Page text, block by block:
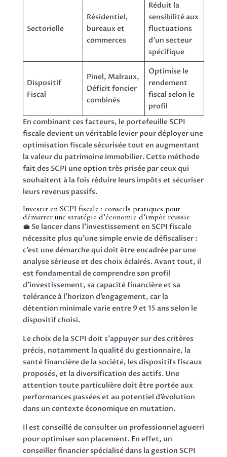
Sectorielle
Résidentiel,
bureaux et
commerces
Réduit la
sensibilité aux
fluctuations
d’un secteur
spécifique
Dispositif
Fiscal
Pinel, Malraux,
Déficit foncier
combinés
Optimise le
rendement
fiscal selon le
profil
En combinant ces facteurs, le portefeuille SCPI
fiscale devient un véritable levier pour déployer une
optimisation fiscale sécurisée tout en augmentant
la valeur du patrimoine immobilier. Cette méthode
fait des SCPI une option très prisée par ceux qui
souhaitent à la fois réduire leurs impôts et sécuriser
leurs revenus passifs.
Investir en SCPI fiscale : conseils pratiques pour
démarrer une stratégie d’économie d’impôt réussie
💼 Se lancer dans l’investissement en SCPI fiscale
nécessite plus qu’une simple envie de défiscaliser :
c’est une démarche qui doit être encadrée par une
analyse sérieuse et des choix éclairés. Avant tout, il
est fondamental de comprendre son profil
d’investissement, sa capacité financière et sa
tolérance à l’horizon d’engagement, car la
détention minimale varie entre 9 et 15 ans selon le
dispositif choisi.
Le choix de la SCPI doit s’appuyer sur des critères
précis, notamment la qualité du gestionnaire, la
santé financière de la société, les dispositifs fiscaux
proposés, et la diversification des actifs. Une
attention toute particulière doit être portée aux
performances passées et au potentiel d’évolution
dans un contexte économique en mutation.
Il est conseillé de consulter un professionnel aguerri
pour optimiser son placement. En effet, un
conseiller financier spécialisé dans la gestion SCPI